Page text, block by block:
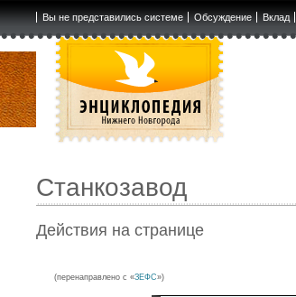
Вы не представились системе Обсуждение Вклад
Станкозавод
Действия на странице
(перенаправлено с «ЗЕФС»)